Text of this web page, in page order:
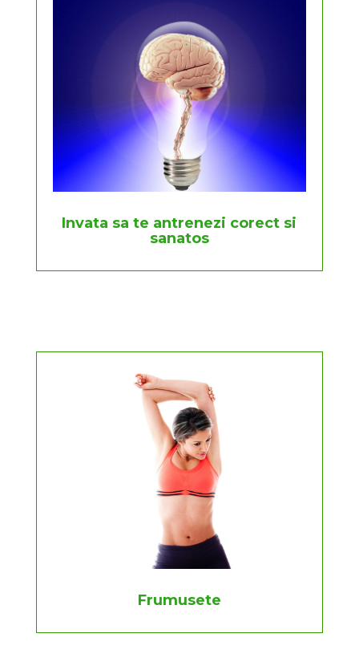
Invata sa te antrenezi corect si
sanatos
Frumusete